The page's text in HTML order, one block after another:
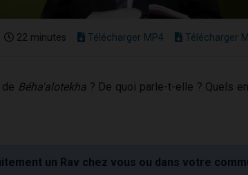
22 minutes Télécharger MP4 Télécharger
de Béha'alotekha? De quoi parle-t-elle ? Quels
un Rav chez vous ou dans votre